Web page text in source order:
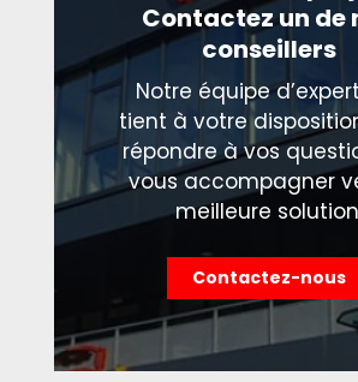
Contactez un de
conseillers
Notre équipe
tient à votre
répondre à vos
vous accompagner
meilleure
Contactez-nous